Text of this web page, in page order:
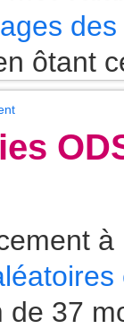
ôtant
37